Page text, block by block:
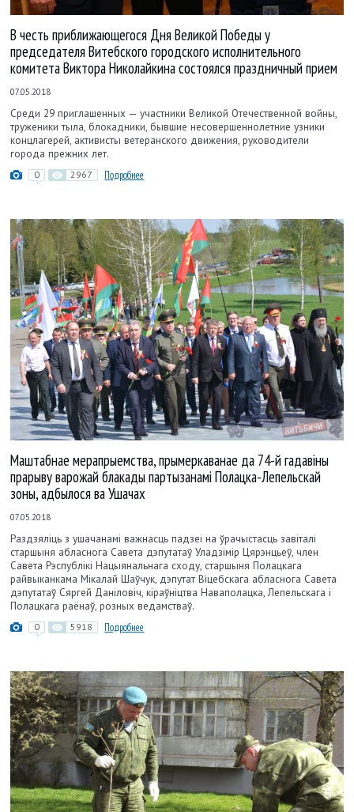
В честь приближающегося Дня Великой Победы у
председателя Витебского городского исполнительного
комитета Виктора Николайкина состоялся праздничный прием
07.05.2018
Среди 29 приглашенных — участники Великой Отечественной войны,
труженики тыла, блокадники, бывшие несовершеннолетние узники
концлагерей, активисты ветеранского движения, руководители
города прежних лет.
0 2967 Подробнее
Маштабнае мерапрыемства, прымеркаванае да 74-й гадавiны
прарыву варожай блакады партызанамі Полацка-Лепельскай
зоны, адбылося ва Ушачах
07.05.2018
Раздзяліць з ушачанамі важнасць падзеі на ўрачыстасць завіталі
старшыня абласнога Савета дэпутатаў Уладзімір Цярэнцьеў, член
Савета Рэспублікі Нацыянальнага сходу, старшыня Полацкага
райвыканкама Мікалай Шаўчук, дэпутат Віцебскага абласнога Савета
дэпутатаў Сяргей Даніловіч, кіраўніцтва Наваполацка, Лепельскага і
Полацкага раёнаў, розных ведамстваў.
0 5918 Подробнее